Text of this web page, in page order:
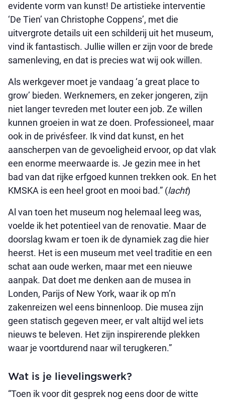
evidente vorm van kunst! De artistieke interventie
‘De Tien’ van Christophe Coppens’, met die
uitvergrote details uit een schilderij uit het museum,
vind ik fantastisch. Jullie willen er zijn voor de brede
samenleving, en dat is precies wat wij ook willen.
Als werkgever moet je vandaag ‘a great place to
grow’ bieden. Werknemers, en zeker jongeren, zijn
niet langer tevreden met louter een job. Ze willen
kunnen groeien in wat ze doen. Professioneel, maar
ook in de privésfeer. Ik vind dat kunst, en het
aanscherpen van de gevoeligheid ervoor, op dat vlak
een enorme meerwaarde is. Je gezin mee in het
bad van dat rijke erfgoed kunnen trekken ook. En het
KMSKA is een heel groot en mooi bad.” (lacht)
Al van toen het museum nog helemaal leeg was,
voelde ik het potentieel van de renovatie. Maar de
doorslag kwam er toen ik de dynamiek zag die hier
heerst. Het is een museum met veel traditie en een
schat aan oude werken, maar met een nieuwe
aanpak. Dat doet me denken aan de musea in
Londen, Parijs of New York, waar ik op m’n
zakenreizen wel eens binnenloop. Die musea zijn
geen statisch gegeven meer, er valt altijd wel iets
nieuws te beleven. Het zijn inspirerende plekken
waar je voortdurend naar wil terugkeren.”
Wat is je lievelingswerk?
“Toen ik voor dit gesprek nog eens door de witte